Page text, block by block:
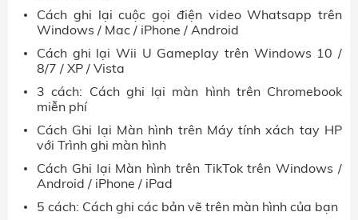
Cách ghi lại cuộc gọi điện video Whatsapp trên
Windows / Mac / iPhone / Android
Cách ghi lại Wii U Gameplay trên Windows 10 /
8/7 / XP / Vista
3 cách: Cách ghi lại màn hình trên Chromebook
miễn phí
Cách Ghi lại Màn hình trên Máy tính xách tay HP
với Trình ghi màn hình
Cách Ghi lại Màn hình trên TikTok trên Windows /
Android / iPhone / iPad
5 cách: Cách ghi các bản vẽ trên màn hình của bạn